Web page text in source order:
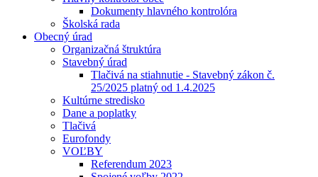
Dokumenty hlavného kontrolóra
Školská rada
Obecný úrad
Organizačná štruktúra
Stavebný úrad
Tlačivá na stiahnutie - Stavebný zákon č.
25/2025 platný od 1.4.2025
Kultúrne stredisko
Dane a poplatky
Tlačivá
Eurofondy
VOĽBY
Referendum 2023